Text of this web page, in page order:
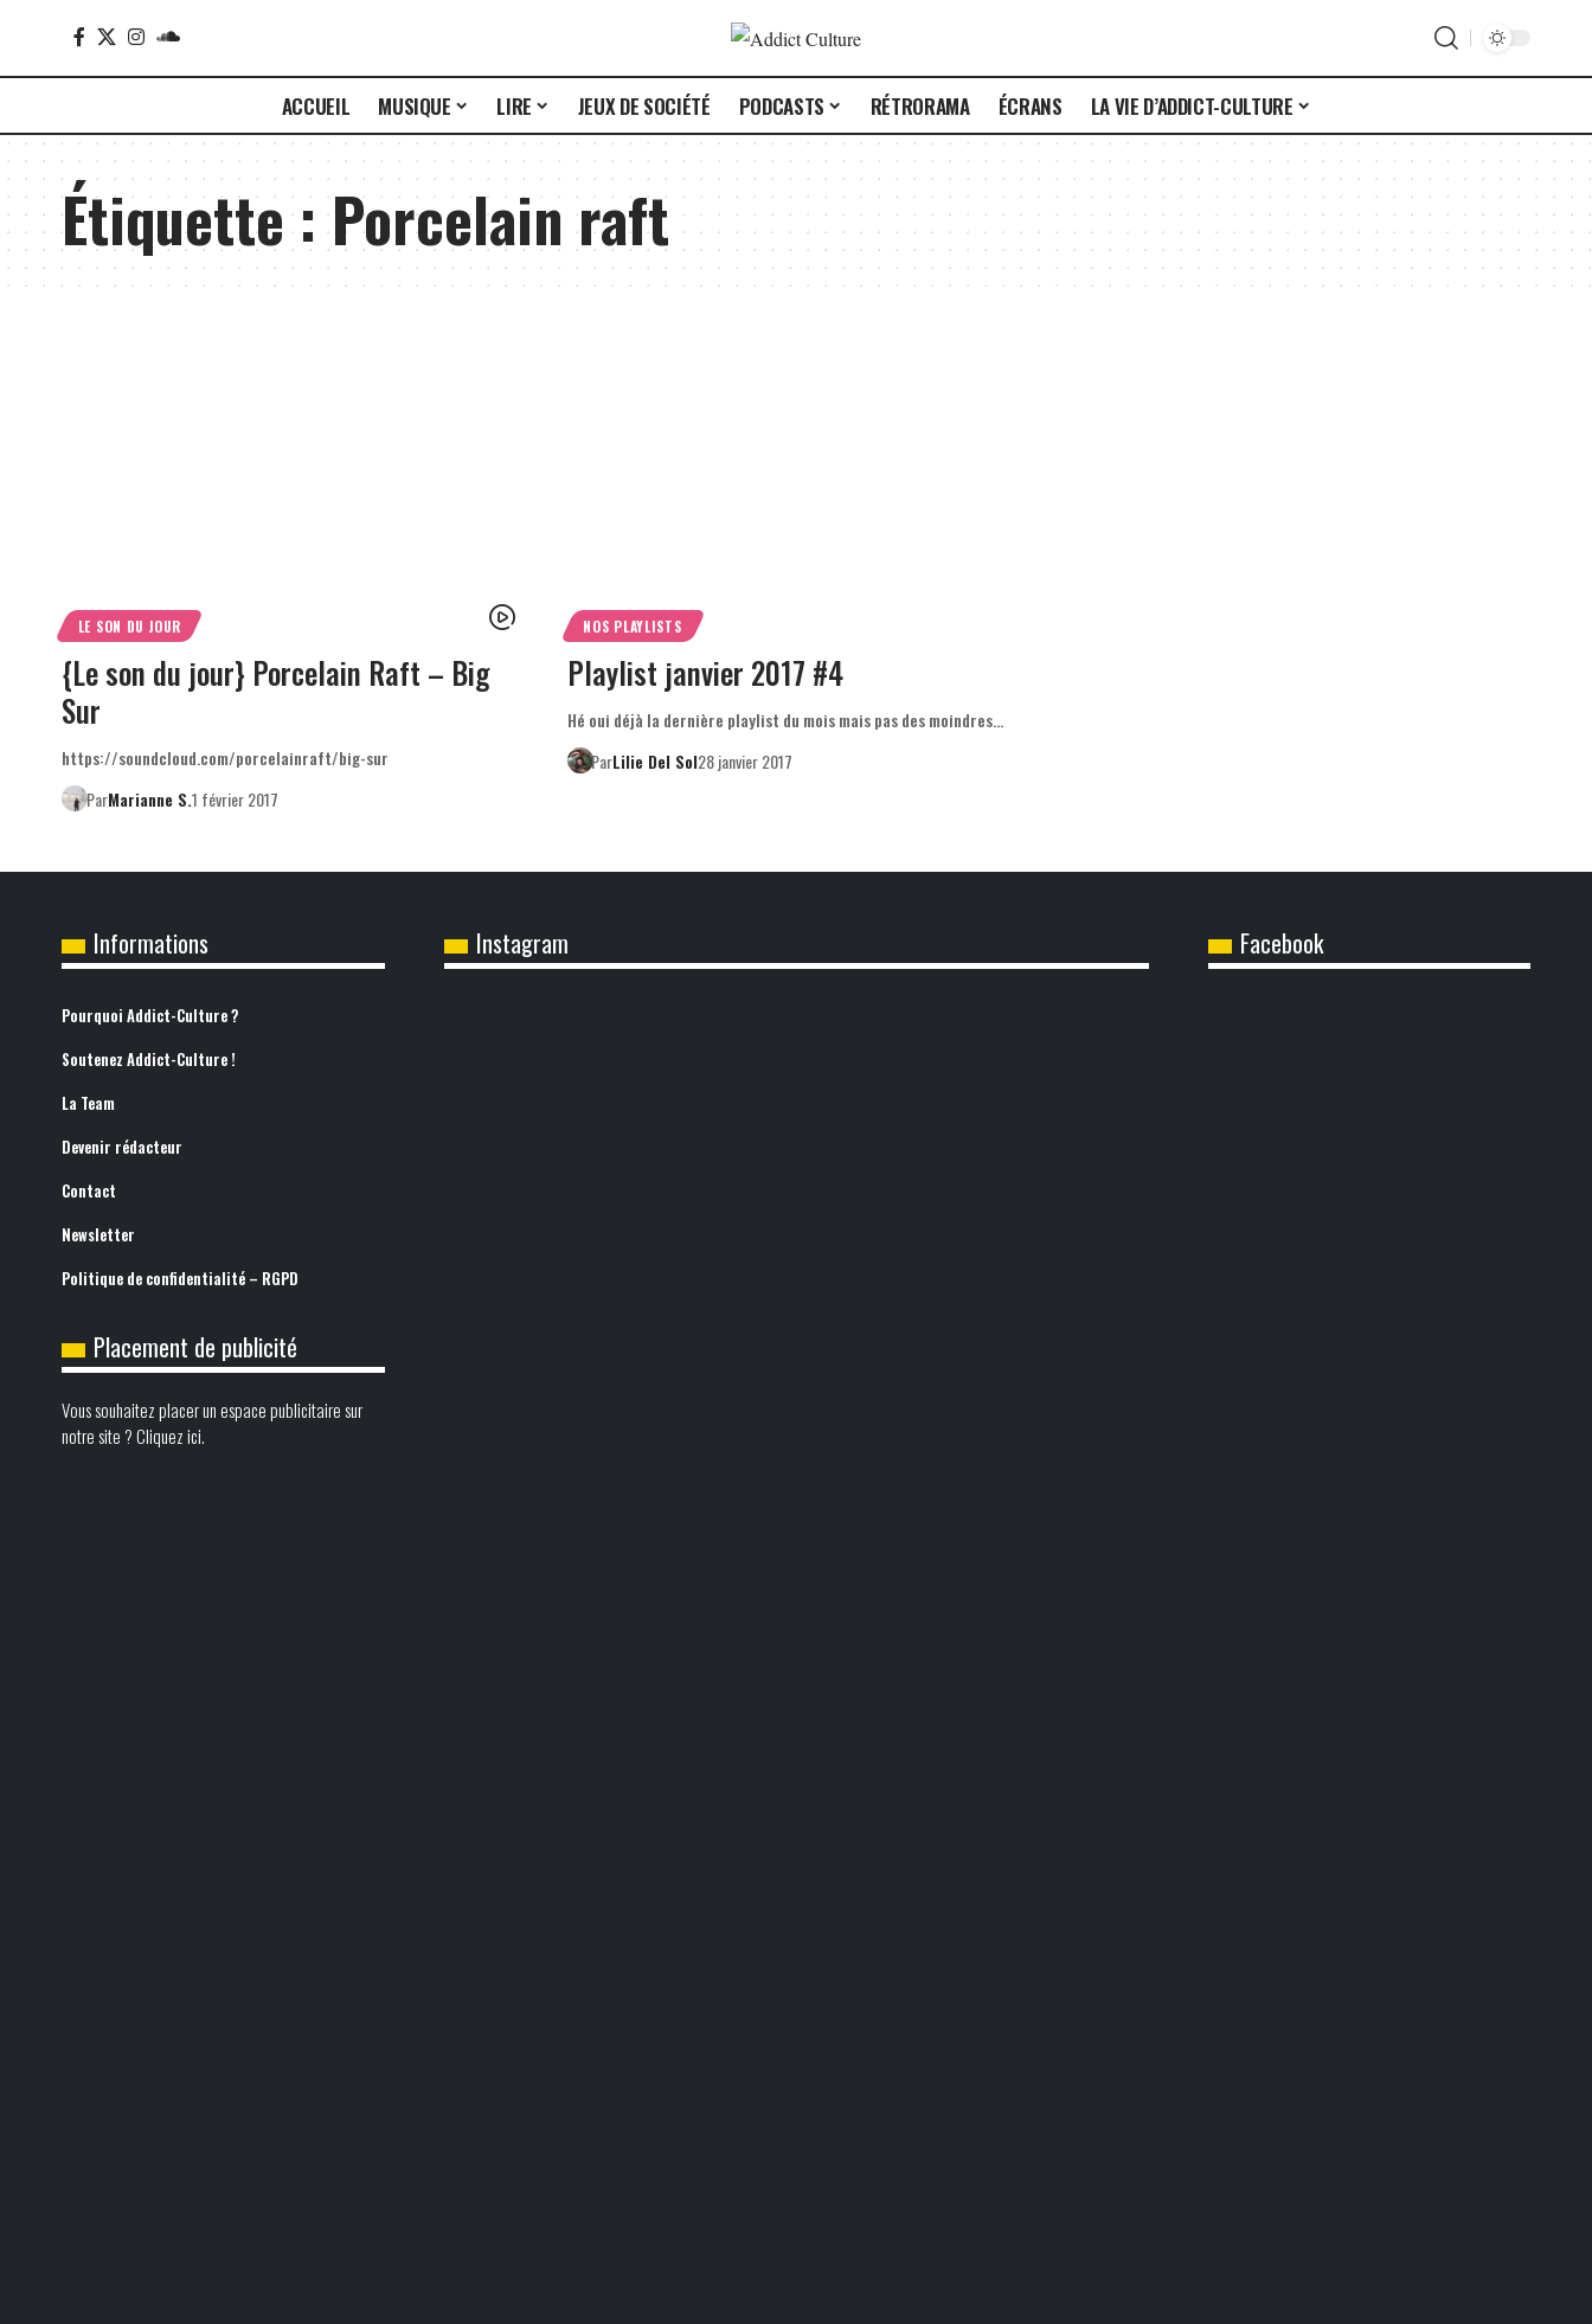
ACCUEIL MUSIQUE LIRE JEUX DE SOCIÉTÉ PODCASTS RÉTRORAMA ÉCRANS LA VIE D’ADDICT-CULTURE
Étiquette :Porcelain raft
LE SON DU JOUR
{Le son du jour} Porcelain Raft – Big
Sur
https://soundcloud.com/porcelainraft/big-sur
ParMarianne S.1 février 2017
NOS PLAYLISTS
Playlist janvier 2017 #4
Hé oui déjà la dernière playlist du mois mais pas des moindres…
ParLilie Del Sol28 janvier 2017
Informations
Pourquoi Addict-Culture ?
Soutenez Addict-Culture !
La Team
Devenir rédacteur
Contact
Newsletter
Politique de confidentialité – RGPD
Placement de publicité
Vous souhaitez placer un espace publicitaire sur
notre site ? Cliquez ici.
Instagram Facebook